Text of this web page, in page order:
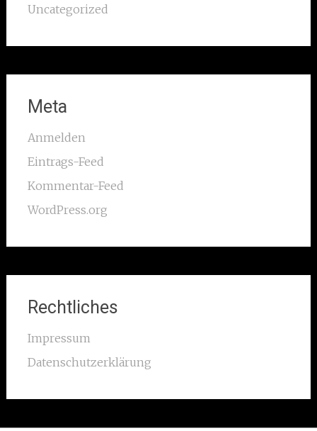
Uncategorized
Meta
Anmelden
Eintrags-Feed
Kommentar-Feed
WordPress.org
Rechtliches
Impressum
Datenschutzerklärung